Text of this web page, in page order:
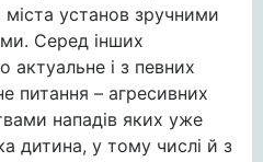
установ зручними
Серед інших
актуальне і з певних
питання – агресивних
нападів яких уже
дитина, у тому числі й з